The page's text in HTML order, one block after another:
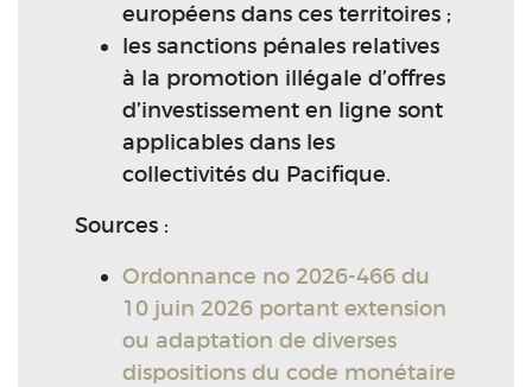
européens dans ces territoires ;
les sanctions pénales relatives
à la promotion illégale d’offres
d’investissement en ligne sont
applicables dans les
collectivités du Pacifique.
Sources :
Ordonnance no 2026-466 du
10 juin 2026 portant extension
ou adaptation de diverses
dispositions du code monétaire